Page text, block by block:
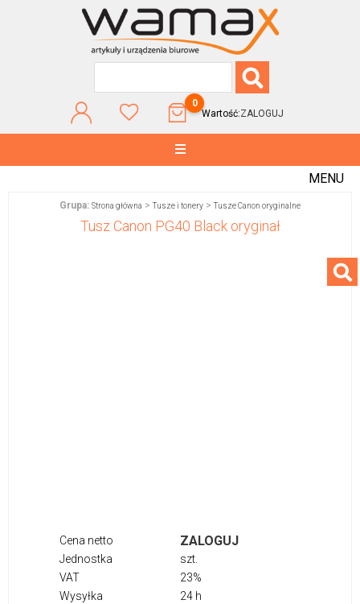
0
Wartość:ZALOGUJ
MENU
Grupa: Strona główna >Tusze i tonery >Tusze Canon oryginalne
Tusz Canon PG40 Black oryginał
Cena netto ZALOGUJ
Jednostka
szt.
VAT
23%
Wysyłka
24 h